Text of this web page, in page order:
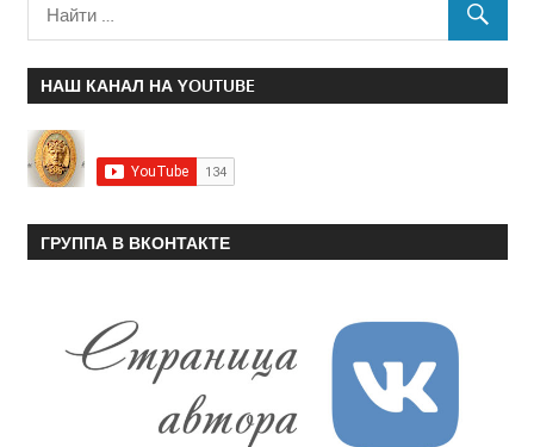
НАШ КАНАЛ НА YOUTUBE
ГРУППА В ВКОНТАКТЕ